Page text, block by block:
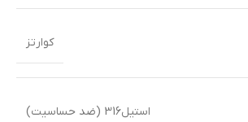
کوارتز
استیل316 (ضد حساسیت)